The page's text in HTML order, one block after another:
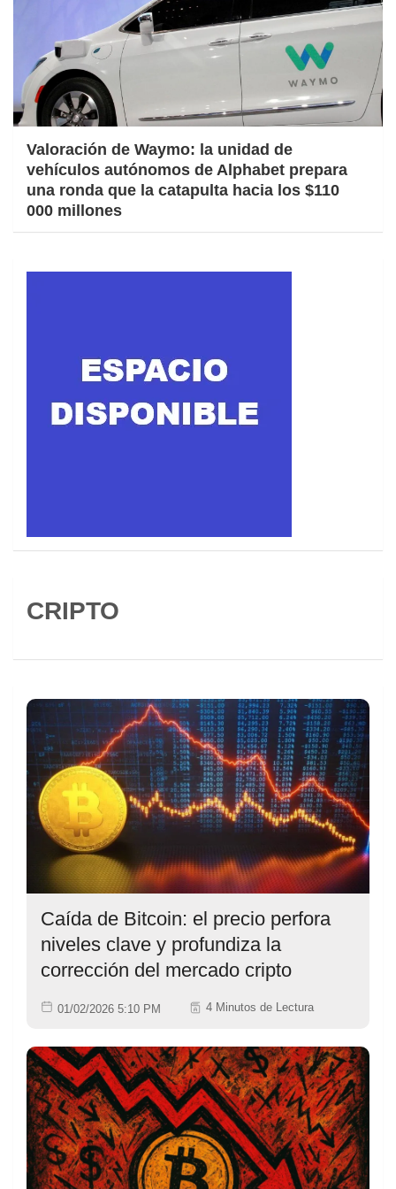
Valoración de Waymo: la unidad de
vehículos autónomos de Alphabet prepara
una ronda que la catapulta hacia los $110
000 millones
CRIPTO
Caída de Bitcoin: el precio perfora
niveles clave y profundiza la
corrección del mercado cripto
01/02/2026 5:10 PM 4 Minutos de Lectura